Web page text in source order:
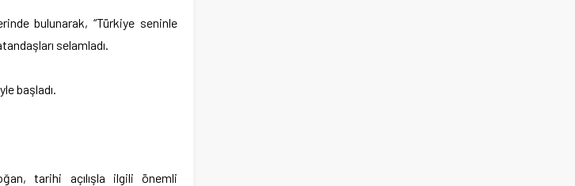
bulunarak, “Türkiye seninle
selamladı.
başladı.
tarihi açılışla ilgili önemli